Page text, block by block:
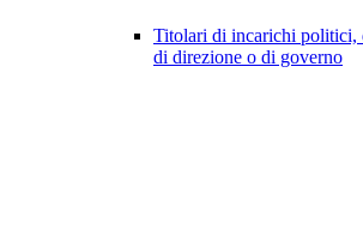
Titolari di incarichi politici,
di direzione o di governo